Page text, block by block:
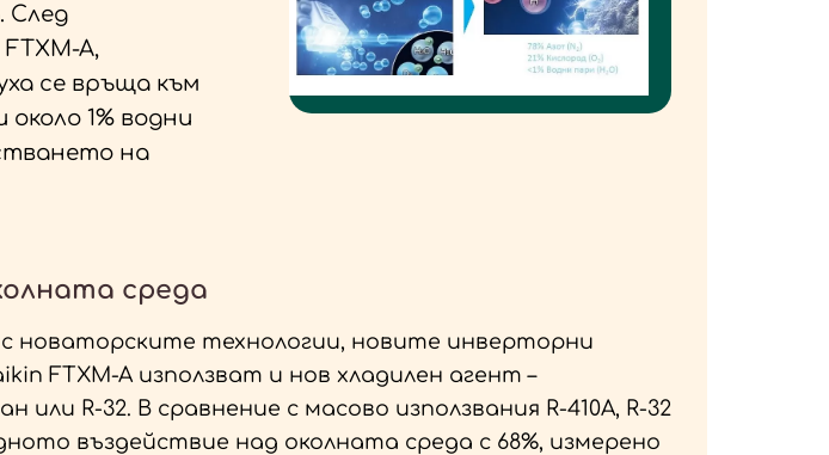
След
A,
се връща към
1% водни
на
среда
новаторските технологии, новите инверторни
FTXM-A използват и нов хладилен агент –
или R-32. В сравнение с масово използвания R-410A, R-32
въздействие над околната среда с 68%, измерено